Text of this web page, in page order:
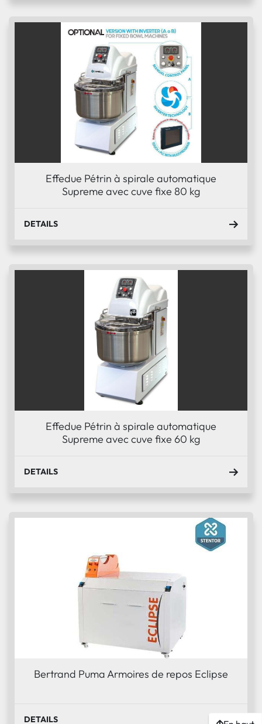
Effedue Pétrin à spirale automatique
Supreme avec cuve fixe 80 kg
DETAILS
Effedue Pétrin à spirale automatique
Supreme avec cuve fixe 60 kg
DETAILS
Bertrand Puma Armoires de repos Eclipse
DETAILS